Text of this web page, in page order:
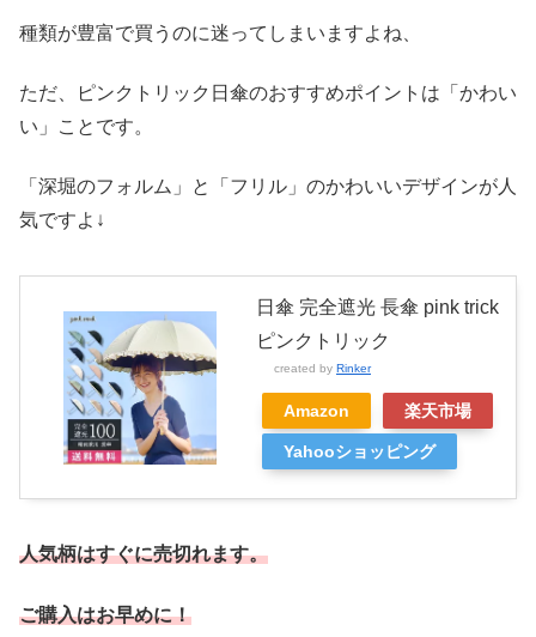
種類が豊富で買うのに迷ってしまいますよね、
ただ、ピンクトリック日傘のおすすめポイントは「かわい
い」ことです。
「深堀のフォルム」と「フリル」のかわいいデザインが人
気ですよ↓
日傘 完全遮光 長傘 pink trick
ピンクトリック
created by Rinker
Amazon 楽天市場
Yahooショッピング
人気柄はすぐに売切れます。
ご購入はお早めに！